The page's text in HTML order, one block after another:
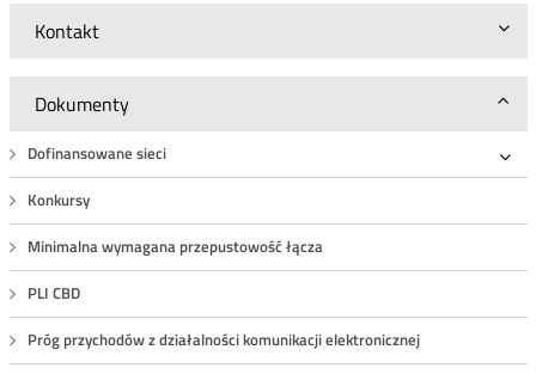
Kontakt
Dokumenty
Dofinansowane sieci
Konkursy
Minimalna wymagana przepustowość łącza
PLI CBD
Próg przychodów z działalności komunikacji elektronicznej